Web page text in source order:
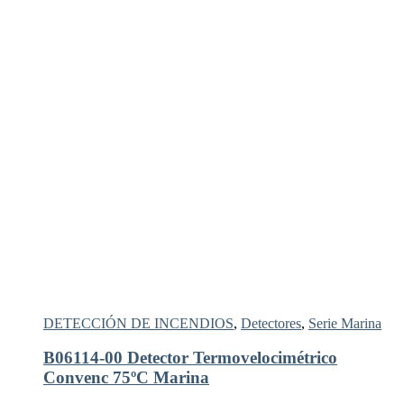
DETECCIÓN DE INCENDIOS, Detectores, Serie Marina
B06114-00 Detector Termovelocimétrico
Convenc 75ºC Marina